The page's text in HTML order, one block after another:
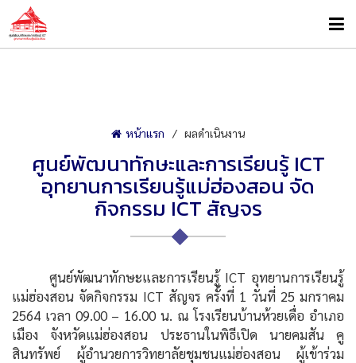
หน้าแรก ผลดำเนินงาน
ศูนย์พัฒนาทักษะและการเรียนรู้ ICT
อุทยานการเรียนรู้แม่ฮ่องสอน จัด
กิจกรรม ICT สัญจร
ศูนย์พัฒนาทักษะและการเรียนรู้ ICT อุทยานการเรียนรู้
แม่ฮ่องสอน จัดกิจกรรม ICT สัญจร ครั้งที่ 1 วันที่ 25 มกราคม
2564 เวลา 09.00 – 16.00 น. ณ โรงเรียนบ้านห้วยเดื่อ อำเภอ
เมือง จังหวัดแม่ฮ่องสอน ประธานในพิธีเปิด นายคมสัน คู
สินทรัพย์ ผู้อำนวยการวิทยาลัยชุมชนแม่ฮ่องสอน ผู้เข้าร่วม